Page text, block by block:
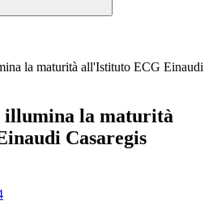
la maturità all'Istituto ECG Einaudi
illumina la maturità
Casaregis